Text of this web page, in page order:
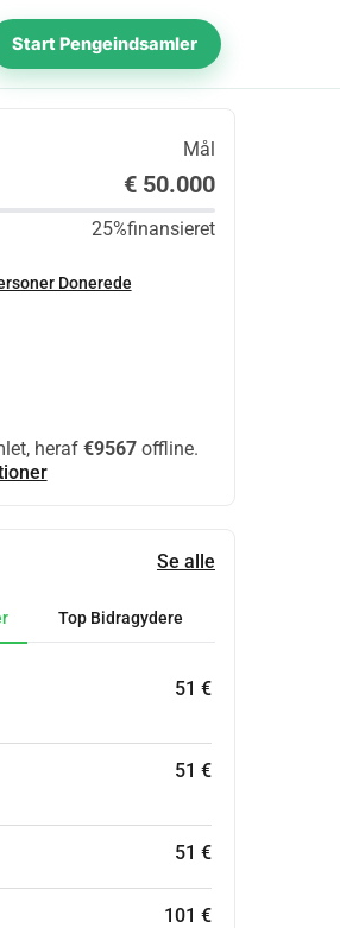
Start Pengeindsamler
Mål
€ 50.000
25%finansieret
Donerede
heraf €9567offline.
Se alle
Top Bidragydere
51 €
51 €
51 €
101 €